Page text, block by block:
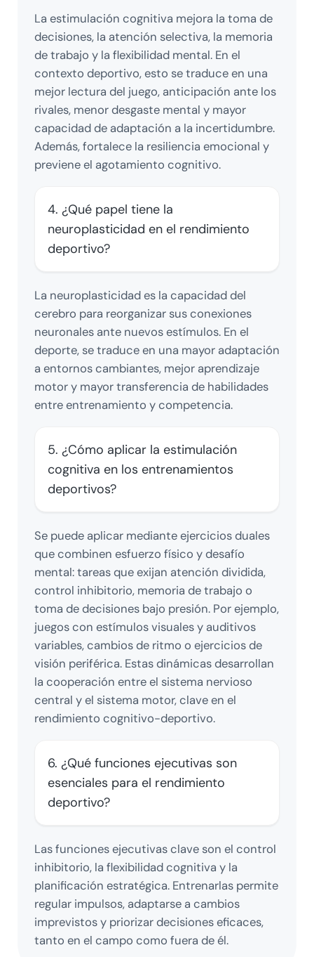
La estimulación cognitiva mejora la toma de
decisiones, la atención selectiva, la memoria
de trabajo y la flexibilidad mental. En el
contexto deportivo, esto se traduce en una
mejor lectura del juego, anticipación ante los
rivales, menor desgaste mental y mayor
capacidad de adaptación a la incertidumbre.
Además, fortalece la resiliencia emocional y
previene el agotamiento cognitivo.
4. ¿Qué papel tiene la
neuroplasticidad en el rendimiento
deportivo?
La neuroplasticidad es la capacidad del
cerebro para reorganizar sus conexiones
neuronales ante nuevos estímulos. En el
deporte, se traduce en una mayor adaptación
a entornos cambiantes, mejor aprendizaje
motor y mayor transferencia de habilidades
entre entrenamiento y competencia.
5. ¿Cómo aplicar la estimulación
cognitiva en los entrenamientos
deportivos?
Se puede aplicar mediante ejercicios duales
que combinen esfuerzo físico y desafío
mental: tareas que exijan atención dividida,
control inhibitorio, memoria de trabajo o
toma de decisiones bajo presión. Por ejemplo,
juegos con estímulos visuales y auditivos
variables, cambios de ritmo o ejercicios de
visión periférica. Estas dinámicas desarrollan
la cooperación entre el sistema nervioso
central y el sistema motor, clave en el
rendimiento cognitivo-deportivo.
6. ¿Qué funciones ejecutivas son
esenciales para el rendimiento
deportivo?
Las funciones ejecutivas clave son el control
inhibitorio, la flexibilidad cognitiva y la
planificación estratégica. Entrenarlas permite
regular impulsos, adaptarse a cambios
imprevistos y priorizar decisiones eficaces,
tanto en el campo como fuera de él.